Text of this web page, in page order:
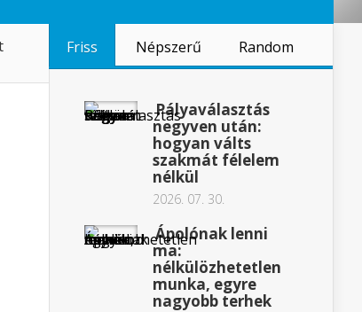
Friss Népszerű Random
Pályaválasztás
negyven után:
hogyan válts
szakmát félelem
nélkül
2026. 07. 30.
Ápolónak lenni
ma:
nélkülözhetetlen
munka, egyre
nagyobb terhek